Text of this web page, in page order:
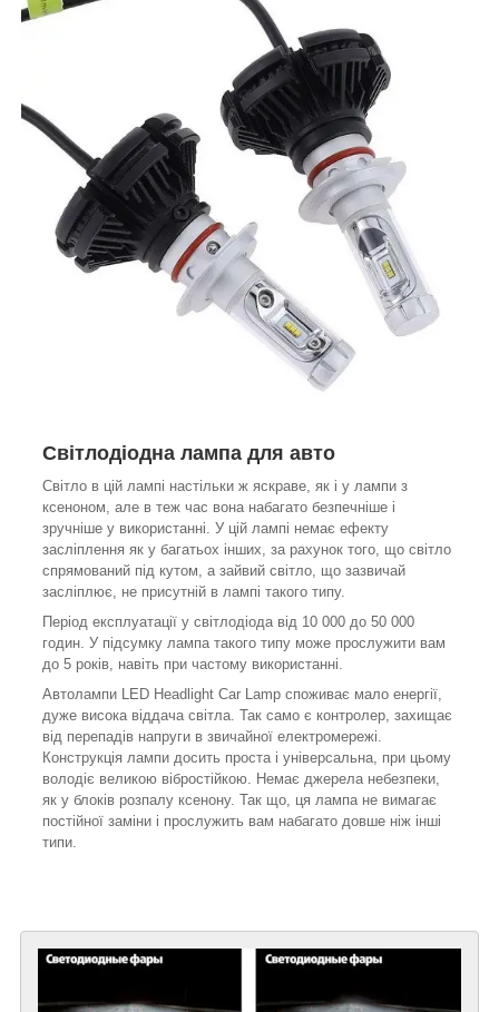
Світлодіодна лампа для авто
Світло в цій лампі настільки ж яскраве, як і у лампи з
ксеноном, але в теж час вона набагато безпечніше і
зручніше у використанні. У цій лампі немає ефекту
засліплення як у багатьох інших, за рахунок того, що світло
спрямований під кутом, а зайвий світло, що зазвичай
засліплює, не присутній в лампі такого типу.
Період експлуатації у світлодіода від 10 000 до 50 000
годин. У підсумку лампа такого типу може прослужити вам
до 5 років, навіть при частому використанні.
Автолампи LED Headlight Car Lamp споживає мало енергії,
дуже висока віддача світла. Так само є контролер, захищає
від перепадів напруги в звичайної електромережі.
Конструкція лампи досить проста і універсальна, при цьому
володіє великою вібростійкою. Немає джерела небезпеки,
як у блоків розпалу ксенону. Так що, ця лампа не вимагає
постійної заміни і прослужить вам набагато довше ніж інші
типи.